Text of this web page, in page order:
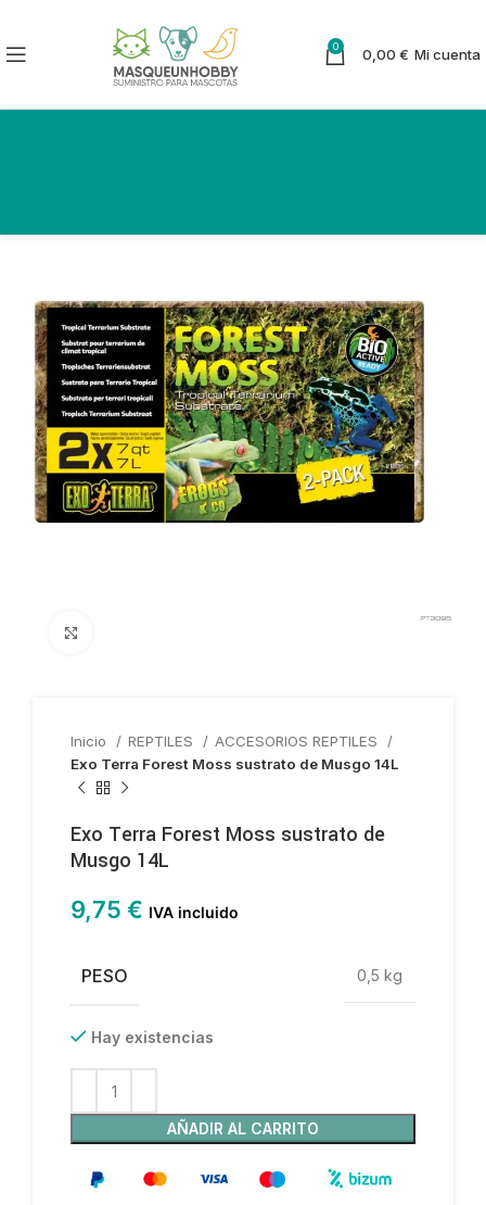
0 0,00 € Mi cuenta
Inicio REPTILES
ACCESORIOS REPTILES
Exo Terra Forest Moss sustrato de Musgo 14L
Exo Terra Forest Moss sustrato de
Musgo 14L
9,75 € IVA incluido
PESO 0,5 kg
Hay existencias
AÑADIR AL CARRITO